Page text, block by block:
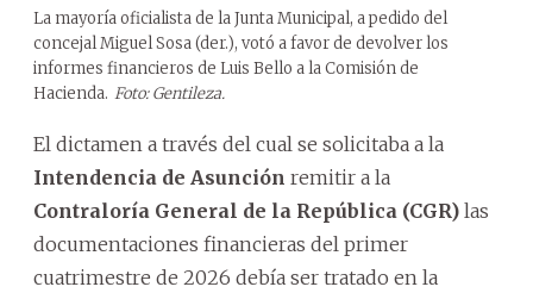
La mayoría oficialista de la Junta Municipal, a pedido del
concejal Miguel Sosa (der.), votó a favor de devolver los
informes financieros de Luis Bello a la Comisión de
Hacienda. Foto: Gentileza.
El dictamen a través del cual se solicitaba a la
Intendencia de Asunción remitir a la
Contraloría General de la República (CGR) las
documentaciones financieras del primer
cuatrimestre de 2026 debía ser tratado en la